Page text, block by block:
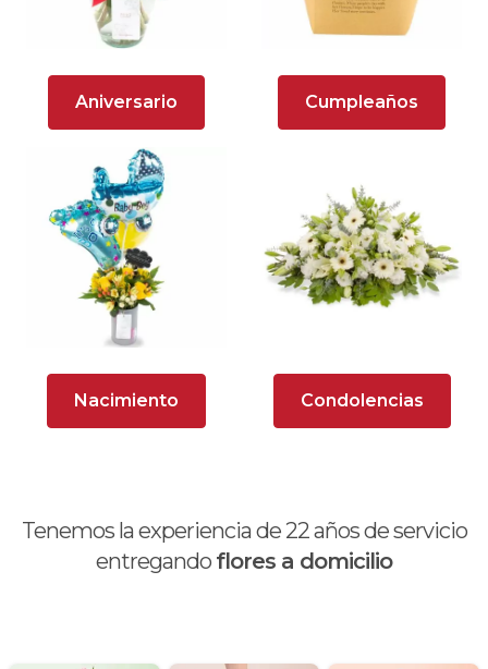
Aniversario Cumpleaños
Nacimiento Condolencias
Tenemos la experiencia de 22años de servicio
entregando flores a domicilio
Arreglos florales en tono naranja
Arreglos Florales para Aniversario
Arreglos florales para dar agradecimiento
Arreglos Florales para Defunciones
Arreglos Florales para Eventos
Arreglos florales románticos
Ave del Paraíso (Strelitzia)
Chocolates y galletas